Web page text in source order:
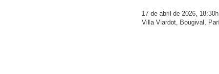
17 de abril de 2026, 18:30h
Villa Viardot, Bougival,